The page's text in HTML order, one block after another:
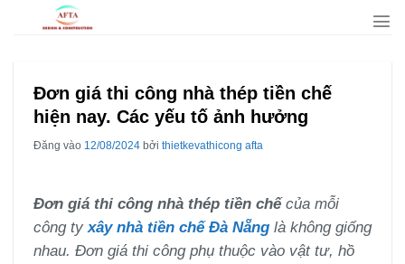
Đơn giá thi công nhà thép tiền chế
hiện nay. Các yếu tố ảnh hưởng
Đăng vào 12/08/2024 bởi thietkevathicong afta
Đơn giá thi công nhà thép tiền chếcủa mỗi
công tyxây nhà tiền chế Đà Nẵnglà không giống
nhau. Đơn giá thi công phụ thuộc vào vật tư, hồ